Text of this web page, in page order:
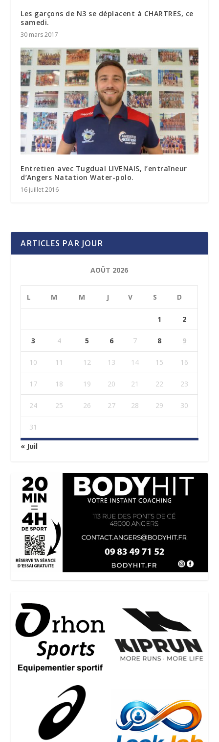
Les garçons de N3 se déplacent à CHARTRES, ce
samedi.
30 mars 2017
Entretien avec Tugdual LIVENAIS, l’entraîneur
d’Angers Natation Water-polo.
16 juillet 2016
ARTICLES PAR JOUR
AOÛT 2026
L M M J V S D
1 2
3 4 5 6 7 8 9
10 11 12 13 14 15 16
17 18 19 20 21 22 23
24 25 26 27 28 29 30
31
« Juil